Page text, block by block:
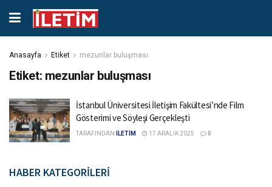
Anasayfa Etiket mezunlar buluşması
Etiket: mezunlar buluşması
İstanbul Üniversitesi İletişim Fakültesi’nde Film
Gösterimi ve Söyleşi Gerçekleşti
TARAFINDAN İLETİM 17 ARALIK 2025 0
HABER KATEGORİLERİ